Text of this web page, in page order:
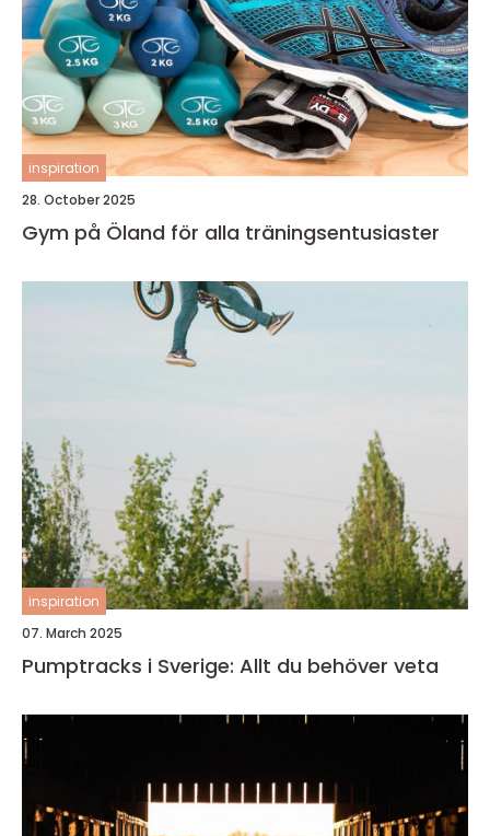
inspiration
28. October 2025
Gym på Öland för alla träningsentusiaster
inspiration
07. March 2025
Pumptracks i Sverige: Allt du behöver veta